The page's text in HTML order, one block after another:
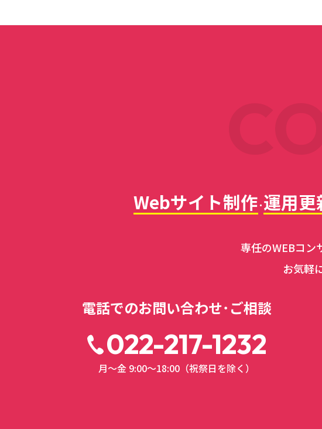
Webサイト制作･運用更
専任のWEBコン
お気軽
電話でのお問い合わせ･ご相談
022-217-1232
月～金 9:00～18:00（祝祭日を除く）